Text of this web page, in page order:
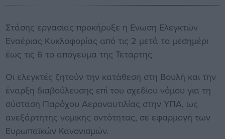
Στάσης εργασίας προκήρυξε η Ενωση Ελεγκτών
Εναέριας Κυκλοφορίας από τις 2 μετά το μεσημέρι
έως τις 6 το απόγευμα της Τετάρτης
Οι ελεγκτές ζητούν την κατάθεση στη Βουλή και την
έναρξη διαβούλευσης επί του σχεδίου νόμου για τη
σύσταση Παρόχου Αεροναυτιλίας στην ΥΠΑ, ως
ανεξάρτητης νομικής οντότητας, σε εφαρμογή των
Ευρωπαϊκών Κανονισμών.